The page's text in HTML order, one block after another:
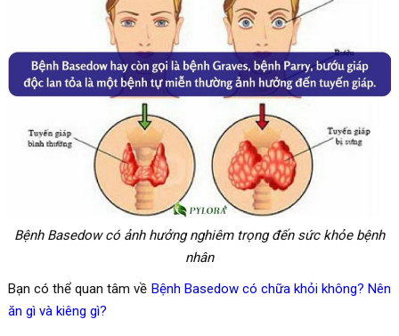
Bệnh Basedow có ảnh hưởng nghiêm trọng đến sức khỏe bệnh
nhân
Bạn có thể quan tâm về Bệnh Basedow có chữa khỏi không? Nên
ăn gì và kiêng gì?